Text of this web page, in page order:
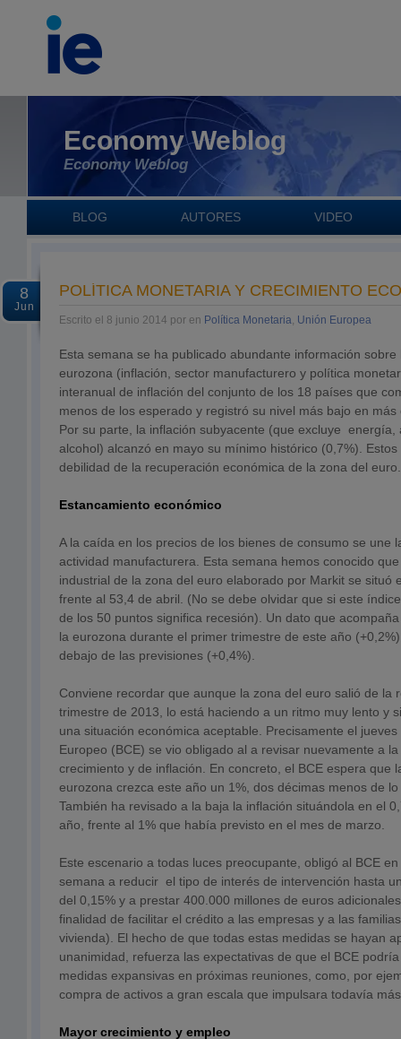
Economy Weblog
Economy Weblog
BLOG AUTORES VIDEO
8
Jun
POLÍTICA MONETARIA Y CRECIMIENTO
Escrito el 8 junio 2014 por en Política Monetaria, Unión Europea
Esta semana se ha publicado abundante información
eurozona (inflación, sector manufacturero y política
interanual de inflación del conjunto de los 18 países que
menos de los esperado y registró su nivel más bajo en
Por su parte, la inflación subyacente (que excluye energía,
alcohol) alcanzó en mayo su mínimo histórico (0,7%).
debilidad de la recuperación económica de la zona del
Estancamiento económico
A la caída en los precios de los bienes de consumo se une
actividad manufacturera. Esta semana hemos conocido
industrial de la zona del euro elaborado por Markit se situó
frente al 53,4 de abril. (No se debe olvidar que si este
de los 50 puntos significa recesión). Un dato que
la eurozona durante el primer trimestre de este año
debajo de las previsiones (+0,4%).
Conviene recordar que aunque la zona del euro salió de la
trimestre de 2013, lo está haciendo a un ritmo muy lento y
una situación económica aceptable. Precisamente el
Europeo (BCE) se vio obligado al a revisar nuevamente a
crecimiento y de inflación. En concreto, el BCE espera que
eurozona crezca este año un 1%, dos décimas menos de
También ha revisado a la baja la inflación situándola en el
año, frente al 1% que había previsto en el mes de marzo.
Este escenario a todas luces preocupante, obligó al BCE
semana a reducir el tipo de interés de intervención hasta
del 0,15% y a prestar 400.000 millones de euros
finalidad de facilitar el crédito a las empresas y a las
vivienda). El hecho de que todas estas medidas se hayan
unanimidad, refuerza las expectativas de que el BCE
medidas expansivas en próximas reuniones, como, por
compra de activos a gran escala que impulsara todavía
Mayor crecimiento y empleo